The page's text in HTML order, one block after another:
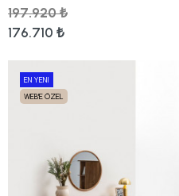
197.920 ₺
176.710 ₺
EN YENI
WEB'E ÖZEL